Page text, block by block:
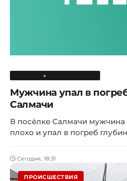
»
Мужчина упал в
Салмачи
В посёлке Салмачи мужчина
плохо и упал в погреб
Сегодня, 18:31
ПРОИСШЕСТВИЯ